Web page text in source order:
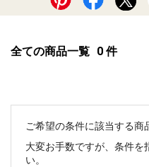
全ての商品一覧 0 件
ご希望の条件に該当する商
大変お手数ですが、条件を
い。